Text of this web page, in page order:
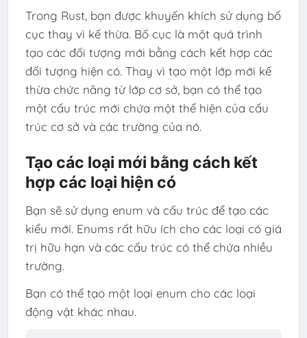
Trong Rust, bạn được khuyến khích sử dụng bố
cục thay vì kế thừa. Bố cục là một quá trình
tạo các đối tượng mới bằng cách kết hợp các
đối tượng hiện có. Thay vì tạo một lớp mới kế
thừa chức năng từ lớp cơ sở, bạn có thể tạo
một cấu trúc mới chứa một thể hiện của cấu
trúc cơ sở và các trường của nó.
Tạo các loại mới bằng cách kết
hợp các loại hiện có
Bạn sẽ sử dụng enum và cấu trúc để tạo các
kiểu mới. Enums rất hữu ích cho các loại có giá
trị hữu hạn và các cấu trúc có thể chứa nhiều
trường.
Bạn có thể tạo một loại enum cho các loại
động vật khác nhau.